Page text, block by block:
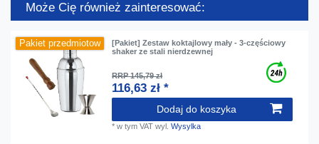
Może Cię również zainteresować:
Pakiet przedmiotow
[Pakiet] Zestaw koktajlowy mały - 3-częściowy
shaker ze stali nierdzewnej
RRP 145,79 zł
116,63 zł *
Dodaj do koszyka
*w tym VAT wyl.Wysylka